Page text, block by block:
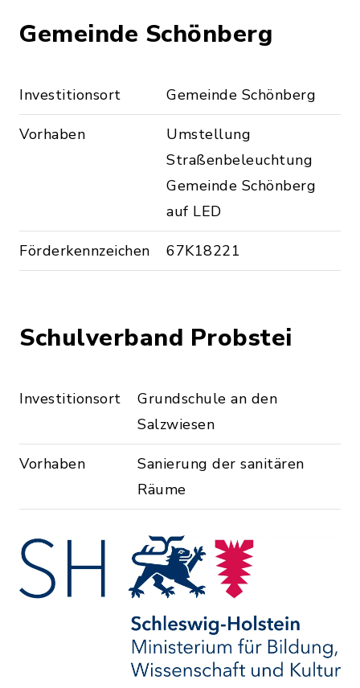
Gemeinde Schönberg
Investitionsort Gemeinde Schönberg
Vorhaben
Umstellung
Straßenbeleuchtung
Gemeinde Schönberg
auf LED
Förderkennzeichen 67K18221
Schulverband Probstei
Investitionsort
Grundschule an den
Salzwiesen
Vorhaben
Sanierung der sanitären
Räume